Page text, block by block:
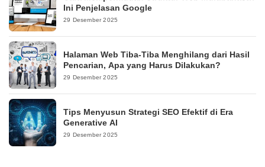
Ini Penjelasan Google
29 Desember 2025
Halaman Web Tiba-Tiba Menghilang dari Hasil
Pencarian, Apa yang Harus Dilakukan?
29 Desember 2025
Tips Menyusun Strategi SEO Efektif di Era
Generative AI
29 Desember 2025